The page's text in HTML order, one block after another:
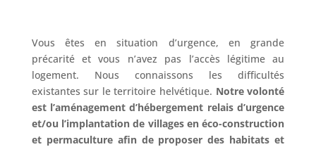
Vous êtes en situation d’urgence, en grande
précarité et vous n’avez pas l’accès légitime au
logement. Nous connaissons les difficultés
existantes sur le territoire helvétique. Notre volonté
est l’aménagement d’hébergement relais d’urgence
et/ou l’implantation de villages en éco-construction
et permaculture afin de proposer des habitats et